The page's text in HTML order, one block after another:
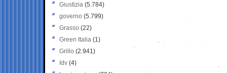
Giustizia (5.784)
governo (5.799)
Grasso (22)
Green Italia (1)
Grillo (2.941)
Idv (4)